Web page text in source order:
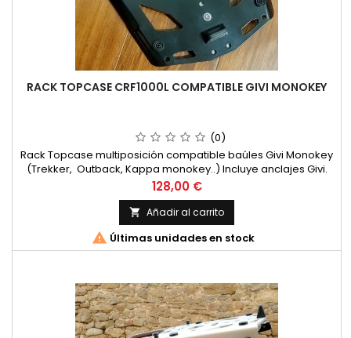
RACK TOPCASE CRF1000L COMPATIBLE GIVI MONOKEY
(0)
Rack Topcase multiposición compatible baúles Givi Monokey
(Trekker, Outback, Kappa monokey..) Incluye anclajes Givi.
Dos posiciones baul, reforzado. Para Honda CRF 1000L Africa
Twin HASTA año 2019
Precio
128,00 €
 Añadir al carrito
 Últimas unidades en stock